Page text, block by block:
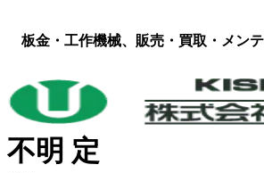
板金・工作機械、販売・買取・メン
不明 定